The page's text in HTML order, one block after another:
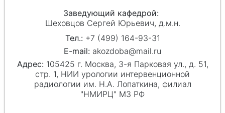
Заведующий кафедрой
Шеховцов Сергей Юрьевич д.м.н.
+7 (499) 164-93-31
akozdoba@mail.ru
105425 г. Москва, 3-я Парковая ул., д. 51,
стр. 1, НИИ урологии интервенционной
радиологии им. Н.А. Лопаткина, филиал
"НМИРЦ" МЗ РФ